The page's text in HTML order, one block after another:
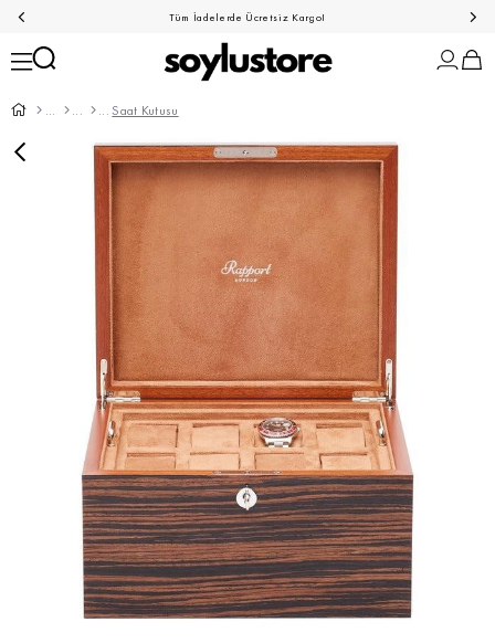
Tüm İadelerde Ücretsiz Kargo!
Saat Kutusu